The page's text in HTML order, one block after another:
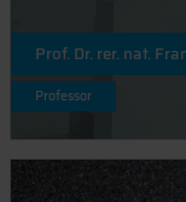
Prof. Dr. rer. nat.
Professor